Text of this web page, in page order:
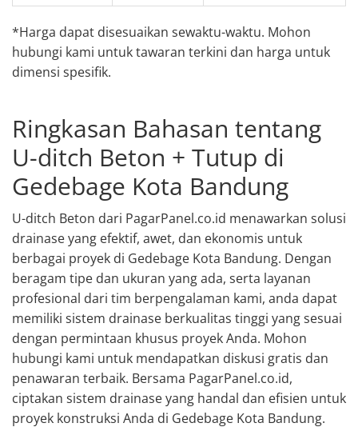
*Harga dapat disesuaikan sewaktu-waktu. Mohon
hubungi kami untuk tawaran terkini dan harga untuk
dimensi spesifik.
Ringkasan Bahasan tentang
U-ditch Beton + Tutup di
Gedebage Kota Bandung
U-ditch Beton dari PagarPanel.co.id menawarkan solusi
drainase yang efektif, awet, dan ekonomis untuk
berbagai proyek di Gedebage Kota Bandung. Dengan
beragam tipe dan ukuran yang ada, serta layanan
profesional dari tim berpengalaman kami, anda dapat
memiliki sistem drainase berkualitas tinggi yang sesuai
dengan permintaan khusus proyek Anda. Mohon
hubungi kami untuk mendapatkan diskusi gratis dan
penawaran terbaik. Bersama PagarPanel.co.id,
ciptakan sistem drainase yang handal dan efisien untuk
proyek konstruksi Anda di Gedebage Kota Bandung.